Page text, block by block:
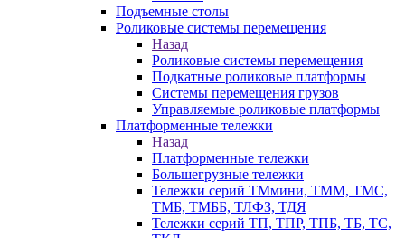
Подъемные столы
Роликовые системы перемещения
Назад
Роликовые системы перемещения
Подкатные роликовые платформы
Системы перемещения грузов
Управляемые роликовые платформы
Платформенные тележки
Назад
Платформенные тележки
Большегрузные тележки
Тележки серий ТМмини, ТММ, ТМС,
ТМБ, ТМББ, ТЛФЗ, ТДЯ
Тележки серий ТП, ТПР, ТПБ, ТБ, ТС,